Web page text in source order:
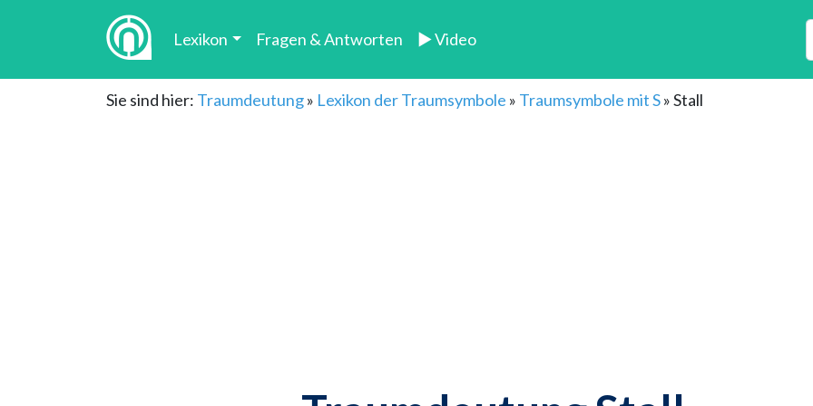
Lexikon Fragen & Antworten ► Video
Sie sind hier: Traumdeutung» Lexikon der Traumsymbole » Traumsymbole mit S»Stall